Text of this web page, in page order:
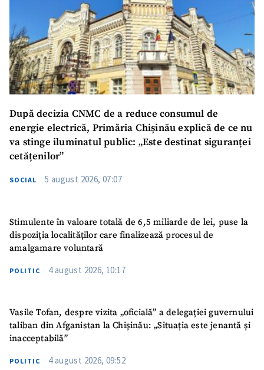
SUSȚINE
După decizia CNMC de a reduce consumul de
energie electrică, Primăria Chișinău explică de ce nu
va stinge iluminatul public: „Este destinat siguranței
cetățenilor”
SOCIAL 5 august 2026, 07:07
Stimulente în valoare totală de 6,5 miliarde de lei, puse la
dispoziția localităților care finalizează procesul de
amalgamare voluntară
POLITIC 4 august 2026, 10:17
Vasile Tofan, despre vizita „oficială” a delegației guvernului
taliban din Afganistan la Chișinău: „Situația este jenantă și
inacceptabilă”
POLITIC 4 august 2026, 09:52